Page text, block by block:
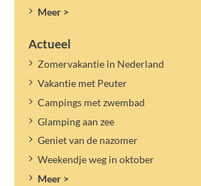
Meer >
Actueel
Zomervakantie in Nederland
Vakantie met Peuter
Campings met zwembad
Glamping aan zee
Geniet van de nazomer
Weekendje weg in oktober
Meer >